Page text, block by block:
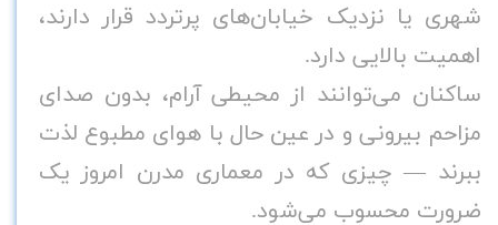
شهری یا نزدیک خیابان‌های پرتردد قرار دارند،
اهمیت بالایی دارد.
ساکنان می‌توانند از محیطی آرام، بدون صدای
مزاحم بیرونی و در عین حال با هوای مطبوع لذت
ببرند — چیزی که در معماری مدرن امروز یک
ضرورت محسوب می‌شود.